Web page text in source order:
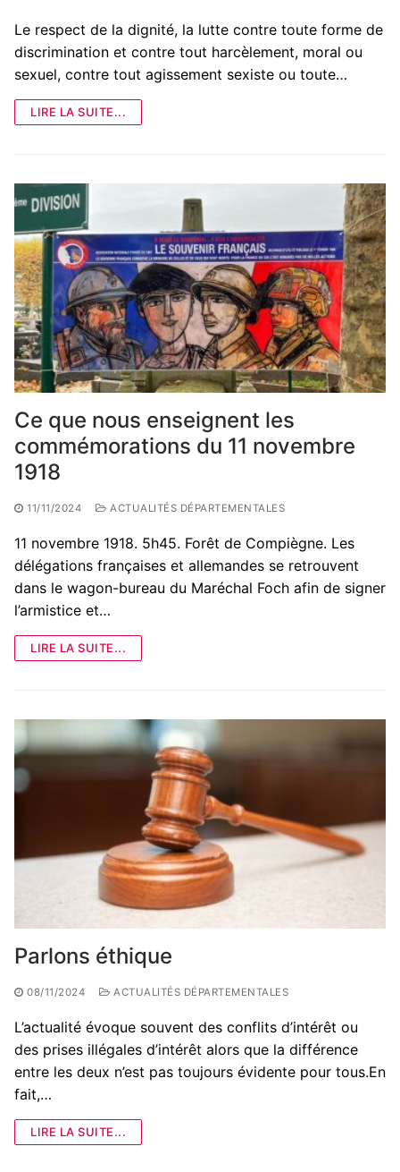
Le respect de la dignité, la lutte contre toute forme de
discrimination et contre tout harcèlement, moral ou
sexuel, contre tout agissement sexiste ou toute…
LIRE LA SUITE...
Ce que nous enseignent les
commémorations du 11 novembre
1918
11/11/2024 ACTUALITÉS DÉPARTEMENTALES
11 novembre 1918. 5h45. Forêt de Compiègne. Les
délégations françaises et allemandes se retrouvent
dans le wagon-bureau du Maréchal Foch afin de signer
l’armistice et…
LIRE LA SUITE...
Parlons éthique
08/11/2024 ACTUALITÉS DÉPARTEMENTALES
L’actualité évoque souvent des conflits d’intérêt ou
des prises illégales d’intérêt alors que la différence
entre les deux n’est pas toujours évidente pour tous.En
fait,…
LIRE LA SUITE...